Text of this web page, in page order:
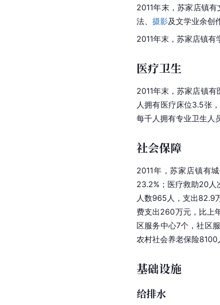
2011年末，苏家店镇
法、 摄影及文学业余创
2011年末，苏家店镇
医疗卫生
2011年末，苏家店镇
人拥有医疗床位3.5张，
每千人拥有专业卫生人
社会保障
2011年，苏家店镇有
23.2%； 医疗救助20人
人数965人，支出82.9
费支出260万元，比上
区服务中心7个，社区
农村社会养老保险8100
基础设施
给排水